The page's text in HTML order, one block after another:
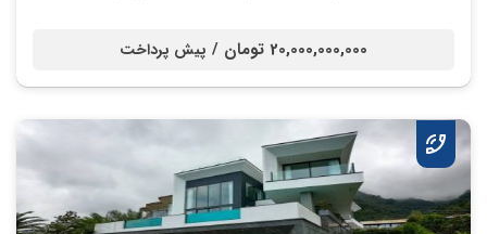
20,000,000,000 تومان / پیش پرداخت